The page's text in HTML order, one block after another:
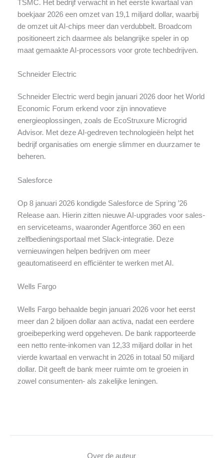
TSMC. Het bedrijf verwacht in het eerste kwartaal van
boekjaar 2026 een omzet van 19,1 miljard dollar, waarbij
de omzet uit AI-chips meer dan verdubbelt. Broadcom
positioneert zich daarmee als belangrijke speler in op
maat gemaakte AI-processors voor grote techbedrijven.
Schneider Electric
Schneider Electric werd begin januari 2026 door het World
Economic Forum erkend voor zijn innovatieve
energieoplossingen, zoals de EcoStruxure Microgrid
Advisor. Met deze AI-gedreven technologieën helpt het
bedrijf organisaties om energie slimmer en duurzamer te
beheren.
Salesforce
Op 8 januari 2026 kondigde Salesforce de Spring ’26
Release aan. Hierin zitten nieuwe AI-upgrades voor sales-
en serviceteams, waaronder Agentforce 360 en een
zelfbedieningsportaal met Slack-integratie. Deze
vernieuwingen helpen bedrijven om meer
geautomatiseerd en efficiënter te werken met AI.
Wells Fargo
Wells Fargo behaalde begin januari 2026 voor het eerst
meer dan 2 biljoen dollar aan activa, nadat een eerdere
groeibeperking werd opgeheven. De bank rapporteerde
een netto rente-inkomen van 12,33 miljard dollar in het
vierde kwartaal en verwacht in 2026 in totaal 50 miljard
dollar. Dit geeft de bank meer ruimte om te groeien in
zowel consumenten- als zakelijke leningen.
Over de auteur